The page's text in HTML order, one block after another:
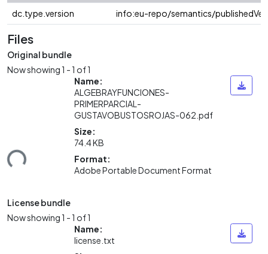
dc.type.version
info:eu-repo/semantics/
Files
Original bundle
Now showing1 - 1 of 1
Name:
ALGEBRAYFUNCIONES-
PRIMERPARCIAL-
GUSTAVOBUSTOSROJAS-062.pdf
Size:
74.4 KB
Format:
Adobe Portable Document Format
License bundle
Now showing1 - 1 of 1
Name:
license.txt